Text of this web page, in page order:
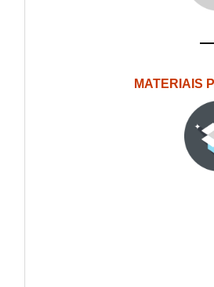
MATERIAIS